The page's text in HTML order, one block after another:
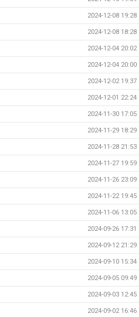
2024-12-08 19:28
2024-12-08 18:28
2024-12-04 20:02
2024-12-04 20:00
2024-12-02 19:37
2024-12-01 22:24
2024-11-30 17:05
2024-11-29 18:29
2024-11-28 21:53
2024-11-27 19:59
2024-11-26 23:09
2024-11-22 19:45
2024-11-06 13:05
2024-09-26 17:31
2024-09-12 21:29
2024-09-10 15:34
2024-09-05 09:49
2024-09-03 12:45
2024-09-02 16:46